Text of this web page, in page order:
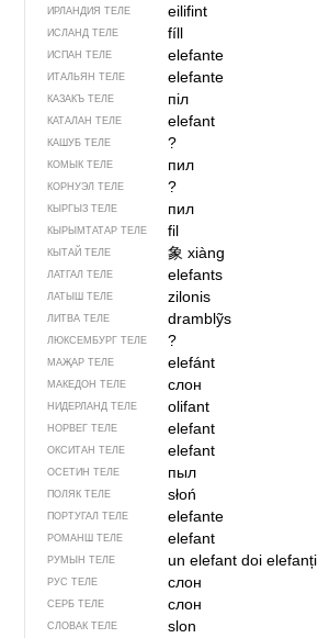
ИРЛАНДИЯ ТЕЛЕ eilifint
ИСЛАНД ТЕЛЕ fíll
ИСПАН ТЕЛЕ elefante
ИТАЛЬЯН ТЕЛЕ elefante
КАЗАКЪ ТЕЛЕ піл
КАТАЛАН ТЕЛЕ elefant
КАШУБ ТЕЛЕ ?
КОМЫК ТЕЛЕ пил
КОРНУЭЛ ТЕЛЕ ?
КЫРГЫЗ ТЕЛЕ пил
КЫРЫМТАТАР ТЕЛЕ fil
КЫТАЙ ТЕЛЕ 象xiàng
ЛАТГАЛ ТЕЛЕ elefants
ЛАТЫШ ТЕЛЕ zilonis
ЛИТВА ТЕЛЕ dramblỹs
ЛЮКСЕМБУРГ ТЕЛЕ ?
МАҖАР ТЕЛЕ elefánt
МАКЕДОН ТЕЛЕ слон
НИДЕРЛАНД ТЕЛЕ olifant
НОРВЕГ ТЕЛЕ elefant
ОКСИТАН ТЕЛЕ elefant
ОСЕТИН ТЕЛЕ пыл
ПОЛЯК ТЕЛЕ słoń
ПОРТУГАЛ ТЕЛЕ elefante
РОМАНШ ТЕЛЕ elefant
РУМЫН ТЕЛЕ un elefantdoi elefanți
РУС ТЕЛЕ слон
СЕРБ ТЕЛЕ слон
СЛОВАК ТЕЛЕ slon